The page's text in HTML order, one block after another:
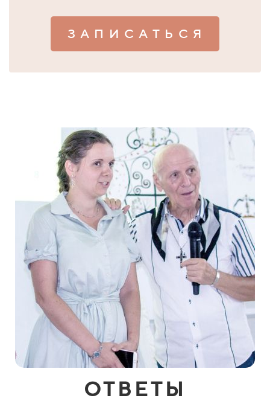
З А П И С А Т Ь С Я
ОТВЕТЫ